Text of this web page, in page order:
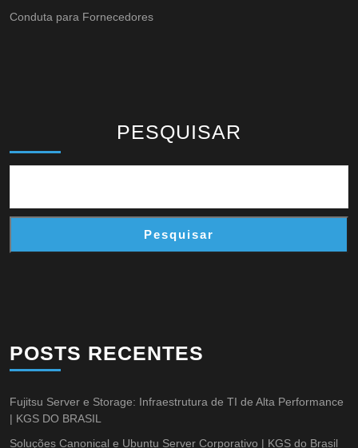
Conduta para Fornecedores
PESQUISAR
Pesquisar
POSTS RECENTES
Fujitsu Server e Storage: Infraestrutura de TI de Alta Performance
| KGS DO BRASIL
Soluções Canonical e Ubuntu Server Corporativo | KGS do Brasil